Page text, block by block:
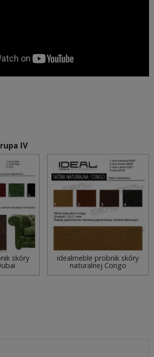
IV
skóry idealmeble probnik skóry
naturalnej Congo